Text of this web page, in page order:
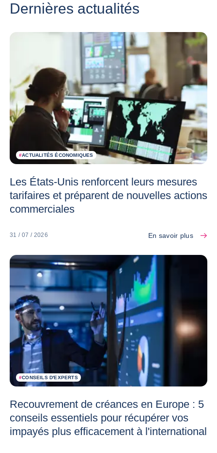
Dernières actualités
#ACTUALITÉS ÉCONOMIQUES
Les États-Unis renforcent leurs mesures
tarifaires et préparent de nouvelles actions
commerciales
31 / 07 / 2026 En savoir plus
#CONSEILS D'EXPERTS
Recouvrement de créances en Europe : 5
conseils essentiels pour récupérer vos
impayés plus efficacement à l'international